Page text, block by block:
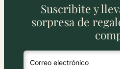
Suscribite y
sorpresa de
Correo electrónico